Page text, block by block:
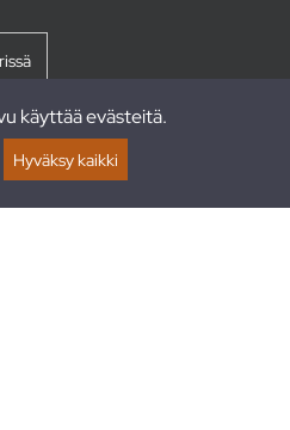
käyttää evästeitä.
Hyväksy kaikki